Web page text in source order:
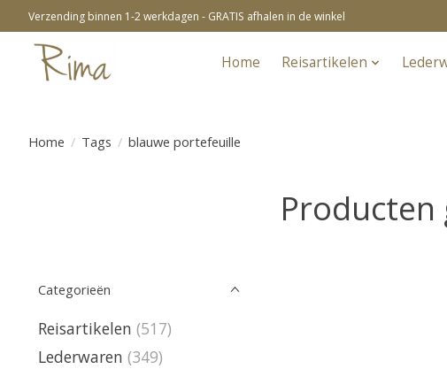
Verzending binnen 1-2 werkdagen - GRATIS afhalen in de winkel
Home Reisartikelen
Home / Tags / blauwe portefeuille
Categorieën
Reisartikelen (517)
Lederwaren (349)